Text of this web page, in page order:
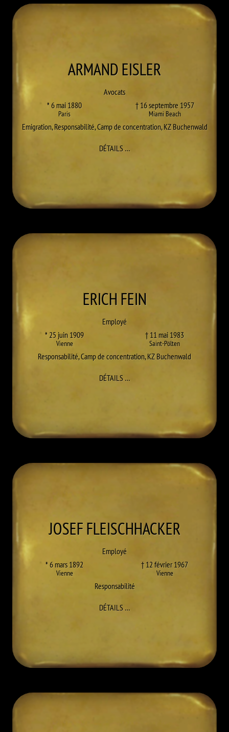
ARMANDEISLER
Avocats
* 6 mai 1880
Paris
† 16 septembre 1957
Miami Beach
Emigration,Responsabilité,Camp de concentration,KZ Buchenwald
DÉTAILS…À ARMAND EISLER
ERICHFEIN
Employé
* 25 juin 1909
Vienne
† 11 mai 1983
Saint-Pölten
Responsabilité,Camp de concentration,KZ Buchenwald
DÉTAILS…À ERICH FEIN
JOSEFFLEISCHHACKER
Employé
* 6 mars 1892
Vienne
† 12 février 1967
Vienne
Responsabilité
DÉTAILS…À JOSEF FLEISCHHACKER